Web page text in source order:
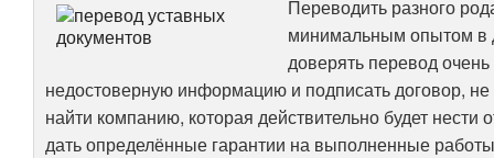
Переводить разного
минимальным опытом в
доверять перевод
недостоверную информацию и подписать договор, не
найти компанию, которая действительно будет нести
дать определённые гарантии на выполненные